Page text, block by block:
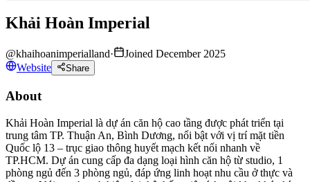
Khải Hoàn Imperial
@khaihoanimperialland·
Joined December 2025
Website
Share
About
Khải Hoàn Imperial là dự án căn hộ cao tầng được phát triển tại
trung tâm TP. Thuận An, Bình Dương, nổi bật với vị trí mặt tiền
Quốc lộ 13 – trục giao thông huyết mạch kết nối nhanh về
TP.HCM. Dự án cung cấp đa dạng loại hình căn hộ từ studio, 1
phòng ngủ đến 3 phòng ngủ, đáp ứng linh hoạt nhu cầu ở thực và